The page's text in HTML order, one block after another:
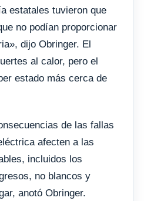
estatales tuvieron que
no podían proporcionar
dijo Obringer. El
al calor, pero el
estado más cerca de
de las fallas
afecten a las
incluidos los
no blancos y
anotó Obringer.